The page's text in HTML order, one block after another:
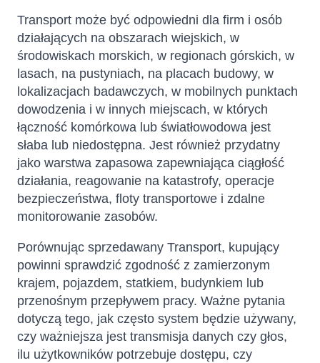
Transport może być odpowiedni dla firm i osób
działających na obszarach wiejskich, w
środowiskach morskich, w regionach górskich, w
lasach, na pustyniach, na placach budowy, w
lokalizacjach badawczych, w mobilnych punktach
dowodzenia i w innych miejscach, w których
łączność komórkowa lub światłowodowa jest
słaba lub niedostępna. Jest również przydatny
jako warstwa zapasowa zapewniająca ciągłość
działania, reagowanie na katastrofy, operacje
bezpieczeństwa, floty transportowe i zdalne
monitorowanie zasobów.
Porównując sprzedawany Transport, kupujący
powinni sprawdzić zgodność z zamierzonym
krajem, pojazdem, statkiem, budynkiem lub
przenośnym przepływem pracy. Ważne pytania
dotyczą tego, jak często system będzie używany,
czy ważniejsza jest transmisja danych czy głos,
ilu użytkowników potrzebuje dostępu, czy